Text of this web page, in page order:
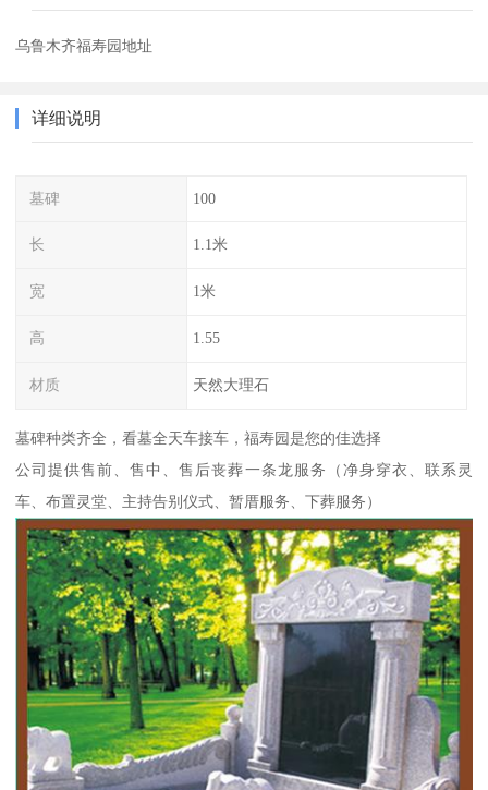
乌鲁木齐福寿园地址
详细说明
墓碑 100
长 1.1米
宽 1米
高 1.55
材质 天然大理石
墓碑种类齐全，看墓全天车接车，福寿园是您的佳选择
公司提供售前、售中、售后丧葬一条龙服务（净身穿衣、联系灵
车、布置灵堂、主持告别仪式、暂厝服务、下葬服务）